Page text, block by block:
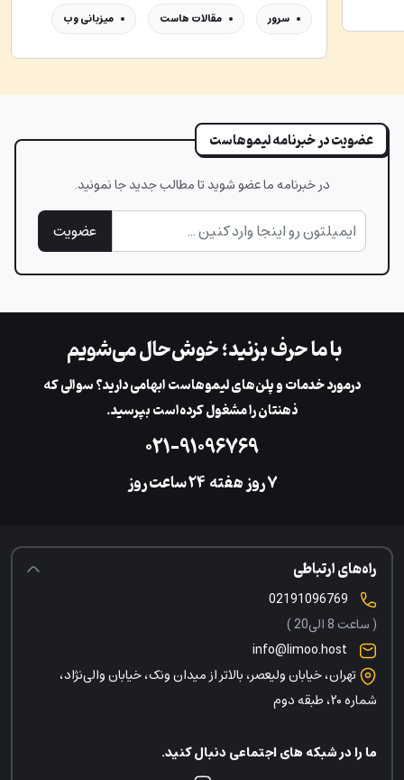
سرور مقالات هاست میزبانی وب
عضویت در خبرنامه لیموهاست
در خبرنامه ما عضو شوید تا مطالب جدید جا نمونید.
عضویت
با ما حرف بزنید؛ خوش‌حال می‌شویم
در‌مورد خدمات و پلن‌های لیمو‌هاست ابهامی دارید؟ سوالی که
ذهنتان را مشغول کرده‌است بپرسید.
۰۲۱-۹۱۰۹۶۷۶۹
۷ روز هفته ‌۲۴ ساعت روز
راه‌های ارتباطی
( ساعت 8 الی20 )
info@limoo.host
تهران، خیابان ولیعصر، بالاتر از میدان ونک، خیابان والی‌نژاد،
شماره ۲۰، طبقه دوم
ما را در شبکه های اجتماعی دنبال کنید.